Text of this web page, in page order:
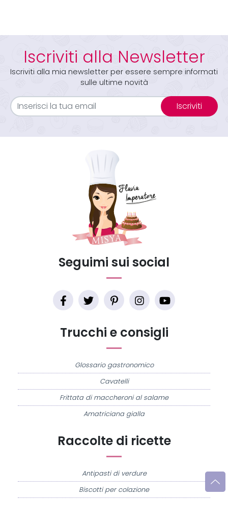
Iscriviti alla Newsletter
Iscriviti alla mia newsletter per essere sempre informati
sulle ultime novità
Iscriviti
Raccolte di ricette
Antipasti di verdure
Biscotti per colazione
Trucchi e consigli
Glossario gastronomico
Cavatelli
Frittata di maccheroni al salame
Amatriciana gialla
Seguimi sui social